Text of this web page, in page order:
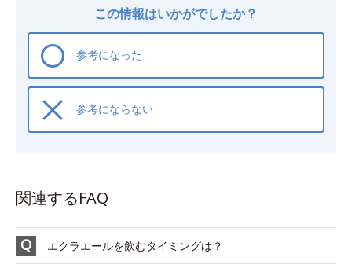
この情報はいかがでしたか？
参考になった
参考にならない
関連するFAQ
エクラエールを飲むタイミングは？